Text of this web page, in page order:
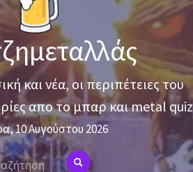
και νέα, οι περιπέτειες του
απο το μπαρ και metal quiz
10 Αυγούστου 2026